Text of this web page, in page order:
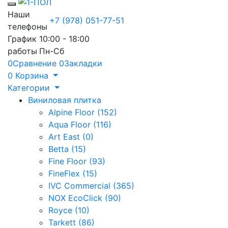
Toggle mobile menu
Наши
телефоны
+7 (978) 051-77-51
График
работы
10:00 - 18:00
Пн-Сб
0Сравнение 0Закладки
0 Корзина
Категории
Виниловая плитка
Alpine Floor (152)
Aqua Floor (116)
Art East (0)
Betta (15)
Fine Floor (93)
FineFlex (15)
IVC Commercial (365)
NOX EcoClick (90)
Royce (10)
Tarkett (86)